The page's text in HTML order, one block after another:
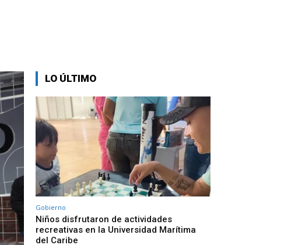
LO ÚLTIMO
Gobierno
Niños disfrutaron de actividades
recreativas en la Universidad Marítima
del Caribe